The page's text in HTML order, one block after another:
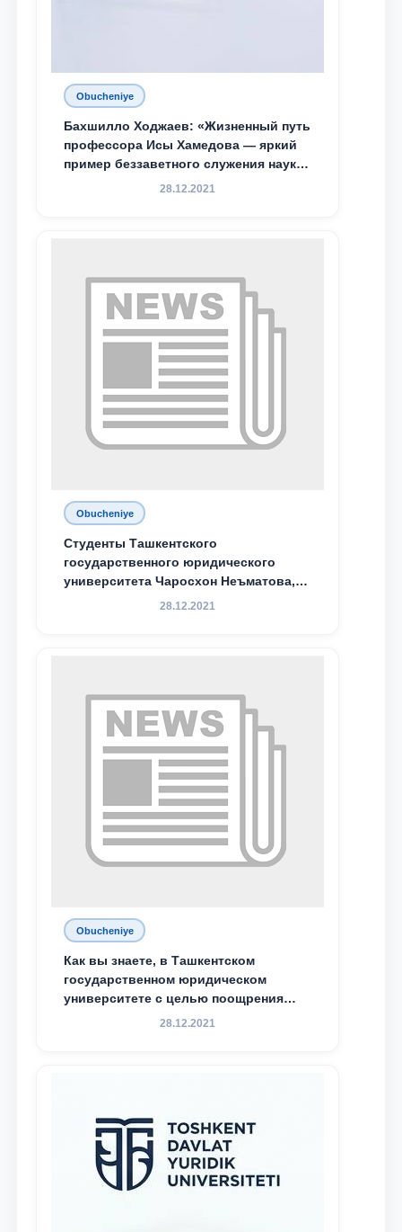
Obucheniye
Бахшилло Ходжаев: «Жизненный путь
профессора Исы Хамедова — яркий
пример беззаветного служения науке,
Родине и воспитанию молодого
28.12.2021
Obucheniye
Студенты Ташкентского
государственного юридического
университета Чаросхон Неъматова,
Севдо Хакимходжаева, Анбарой
специальной стипендии имени
Хадичи Сулеймановой.
28.12.2021
Obucheniye
Как вы знаете, в Ташкентском
государственном юридическом
университете с целью поощрения
талантливых, активных и
28.12.2021